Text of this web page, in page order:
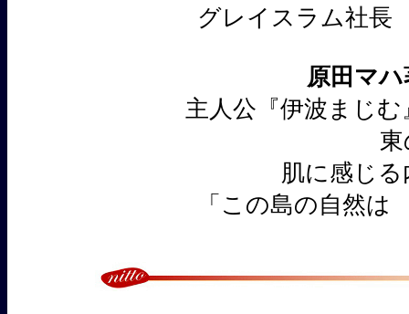
グレイスラム社長
原田マ
主人公『伊波まじ
肌に感じ
「この島の自然